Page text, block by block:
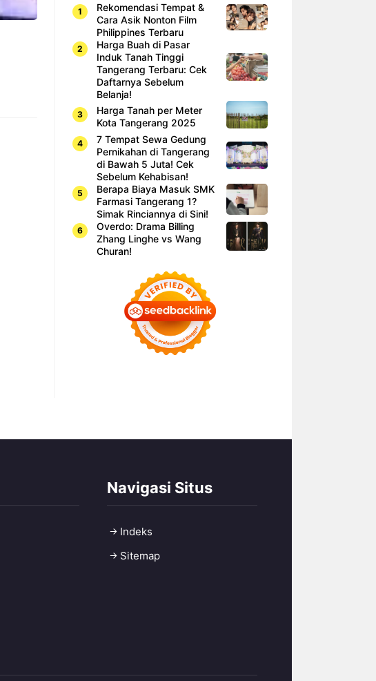
Rekomendasi Tempat &
Cara Asik Nonton Film
Philippines Terbaru
Harga Buah di Pasar
Induk Tanah Tinggi
Tangerang Terbaru: Cek
Daftarnya Sebelum
Belanja!
Harga Tanah per Meter
Kota Tangerang 2025
7 Tempat Sewa Gedung
Pernikahan di Tangerang
di Bawah 5 Juta! Cek
Sebelum Kehabisan!
Berapa Biaya Masuk SMK
Farmasi Tangerang 1?
Simak Rinciannya di Sini!
Overdo: Drama Billing
Zhang Linghe vs Wang
Churan!
Navigasi Situs
Indeks
Sitemap